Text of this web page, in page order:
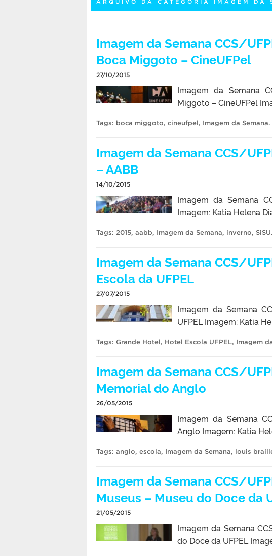
ARQUIVO DA CATEGORIA IMAGEM DA
Imagem da Semana CCS/
Boca Miggoto – CineUFPel
27/10/2015
Imagem da Semana
Miggoto – CineUFPel
Tags: boca miggoto, cineufpel, Imagem da Semana.
Imagem da Semana CCS/
– AABB
14/10/2015
Imagem da Semana
Imagem: Katia Helena
Tags: 2015, aabb, Imagem da Semana, inverno, SiSU.
Imagem da Semana CCS/
Escola da UFPEL
27/07/2015
Imagem da Semana
UFPEL Imagem: Katia
Tags: Grande Hotel, Hotel Escola UFPEL, Imagem
Imagem da Semana CCS/
Memorial do Anglo
26/05/2015
Imagem da Semana
Anglo Imagem: Katia
Tags: anglo, escola, Imagem da Semana, louis
Imagem da Semana CCS/
Museus – Museu do Doce da
21/05/2015
Imagem da Semana
do Doce da UFPEL